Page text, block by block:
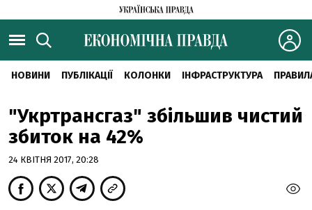
НОВИНИ ПУБЛІКАЦІЇ КОЛОНКИ ІНФРАСТРУКТУРА
"Укртрансгаз" збільшив чистий
збиток на 42%
24 КВІТНЯ 2017, 20:28